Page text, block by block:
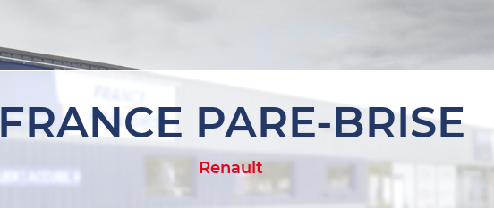
FRANCE PARE-BRISE
Renault